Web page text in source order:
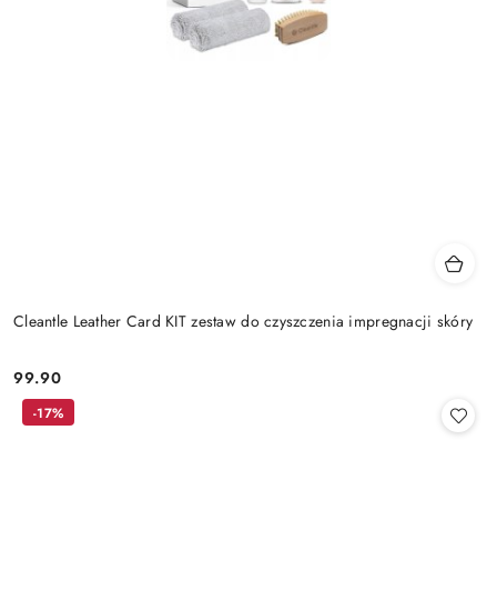
Cleantle Leather Card KIT zestaw do czyszczenia impregnacji skóry
Cena:
99.90
-17%